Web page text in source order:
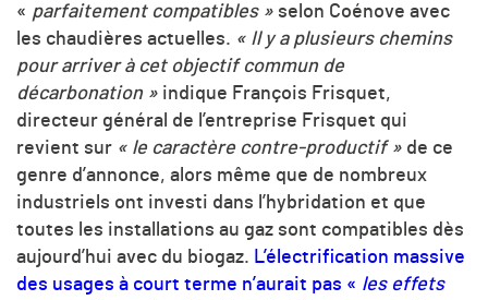
« parfaitement compatibles » selon Coénove avec
les chaudières actuelles. « Il y a plusieurs chemins
pour arriver à cet objectif commun de
décarbonation » indique François Frisquet,
directeur général de l’entreprise Frisquet qui
revient sur « le caractère contre-productif » de ce
genre d’annonce, alors même que de nombreux
industriels ont investi dans l’hybridation et que
toutes les installations au gaz sont compatibles dès
aujourd’hui avec du biogaz. L’électrification massive
des usages à court terme n’aurait pas « les effets